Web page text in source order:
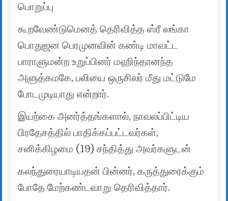
பொறுப்பு
கூறவேண்டுமெனத் தெரிவித்த ஸ்ரீ லங்கா
பொதுஜன பெரமுனவின் கண்டி மாவட்ட
பாராளுமன்ற உறுப்பினர் மஹிந்தானந்த
அளுத்கமகே, பலியை ஒருசிலர் மீது மட்டுமே
போடமுடியாது என்றார்.
இயற்கை அனர்த்தங்களால், நாவலப்பிட்டிய
பிரதேசத்தில் பாதிக்கப்பட்டவர்கள்,
சனிக்கிழமை (19) சந்தித்து அவர்களுடன்
கலந்துரையாடியதன் பின்னர், கருத்துரைக்கும்
போதே மேற்கண்டவாறு தெரிவித்தார்.